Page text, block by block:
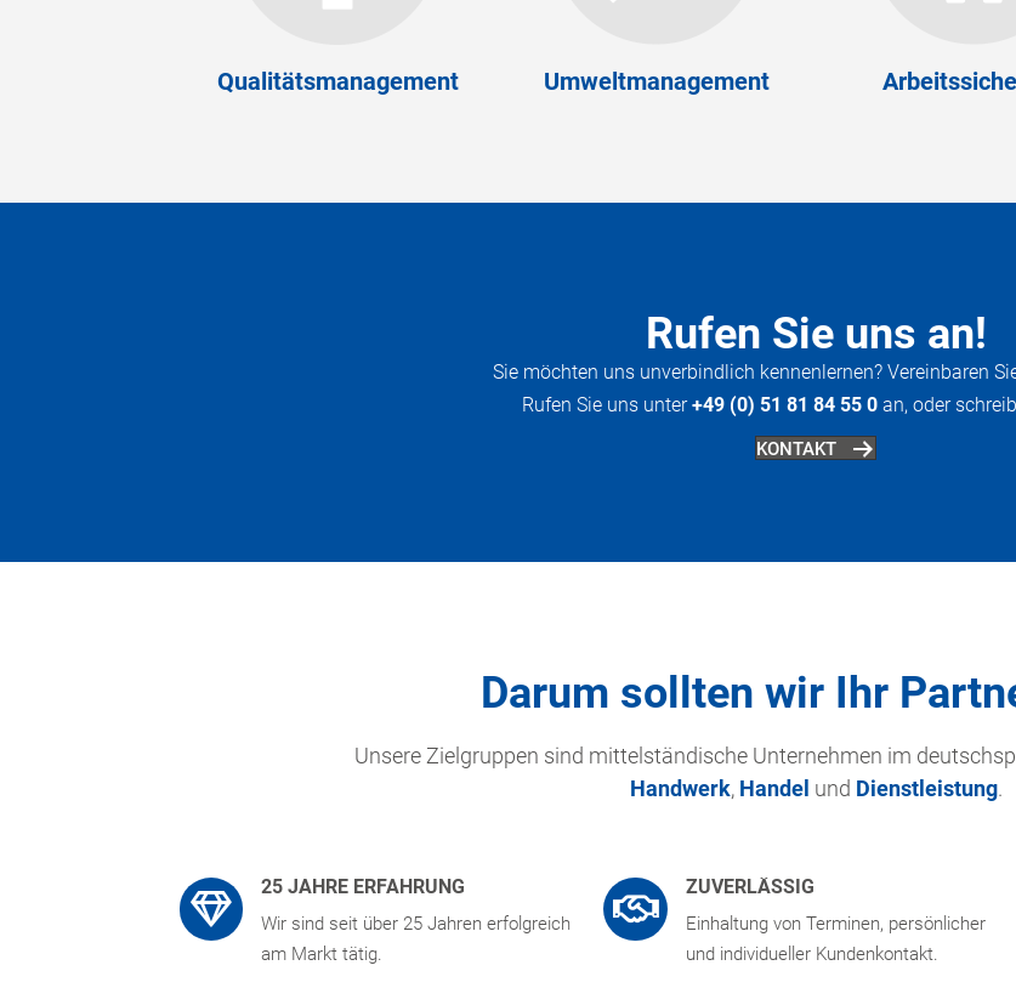
Qualitätsmanagement Umweltmanagement
Rufen Sie uns an!
Sie möchten uns unverbindlich kennenlernen? Vereinbaren
Rufen Sie uns unter+49 (0) 51 81 84 55 0 an, oder
KONTAKT
Darum sollten wir Ihr
Unsere Zielgruppen sind mittelständische Unternehmen im
Handwerk, Handel und Dienstleistung.
25 JAHRE ERFAHRUNG
Wir sind seit über 25 Jahren erfolgreich
am Markt tätig.
ZUVERLÄSSIG
Einhaltung von Terminen, persönlicher
und individueller Kundenkontakt.